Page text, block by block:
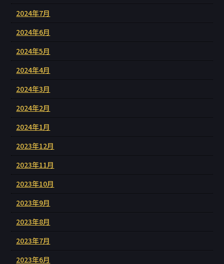
2024年7月
2024年6月
2024年5月
2024年4月
2024年3月
2024年2月
2024年1月
2023年12月
2023年11月
2023年10月
2023年9月
2023年8月
2023年7月
2023年6月